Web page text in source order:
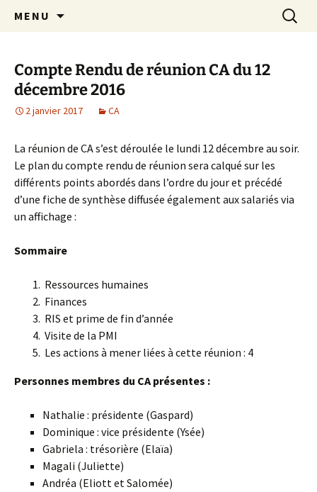
Crèche associative Rires et
Grimaces
MENU
Compte Rendu de réunion CA du 12
décembre 2016
2 janvier 2017 CA
La réunion de CA s’est déroulée le lundi 12 décembre au soir.
Le plan du compte rendu de réunion sera calqué sur les
différents points abordés dans l’ordre du jour et précédé
d’une fiche de synthèse diffusée également aux salariés via
un affichage :
Sommaire
Ressources humaines
Finances
RIS et prime de fin d’année
Visite de la PMI
Les actions à mener liées à cette réunion : 4
Personnes membres du CA présentes :
Nathalie : présidente (Gaspard)
Dominique : vice présidente (Ysée)
Gabriela : trésorière (Elaïa)
Magali (Juliette)
Andréa (Eliott et Salomée)